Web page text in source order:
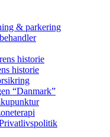
& parkering
historie
historie
“Danmark”